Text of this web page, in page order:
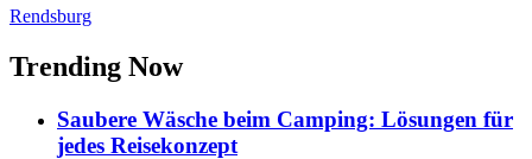
Rendsburg
Trending Now
Saubere Wäsche beim Camping: Lösungen für
jedes Reisekonzept